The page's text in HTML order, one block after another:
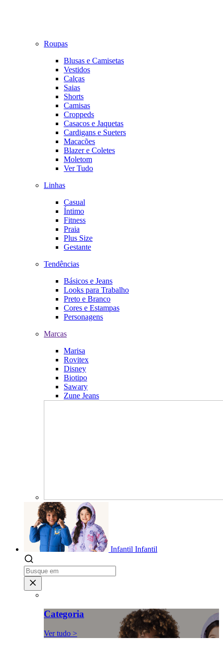
Roupas
Blusas e Camisetas
Vestidos
Calças
Saias
Shorts
Camisas
Croppeds
Casacos e Jaquetas
Cardigans e Sueters
Macacões
Blazer e Coletes
Moletom
Ver Tudo
Linhas
Casual
Íntimo
Fitness
Praia
Plus Size
Gestante
Tendências
Básicos e Jeans
Looks para Trabalho
Preto e Branco
Cores e Estampas
Personagens
Marcas
Marisa
Rovitex
Disney
Biotipo
Sawary
Zune Jeans
Infantil Infantil
Categoria
Ver tudo >